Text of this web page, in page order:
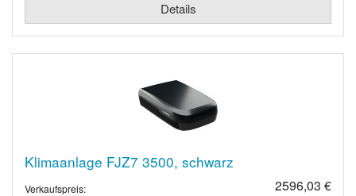
Details
Klimaanlage FJZ7 3500, schwarz
Verkaufspreis: 2596,03 €